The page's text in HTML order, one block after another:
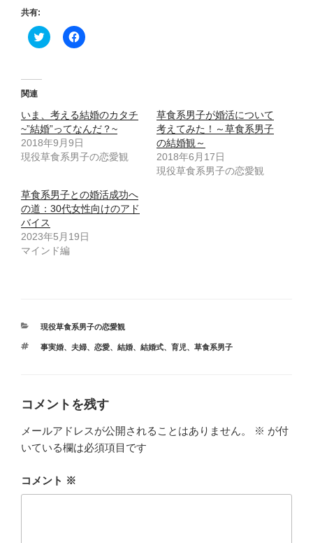
共有:
ク
リ
t
e
r
で
共
新
し
い
ウ
ィ
ン
ド
ウ
F
a
共
有
す
る
に
は
ッ
ク
し
て
だ
さ
ド
ウ
で
開
関連
いま、考える結婚のカタチ
~”結婚”ってなんだ？~
2018年9月9日
現役草食系男子の恋愛観
草食系男子が婚活について
考えてみた！～草食系男子
の結婚観～
2018年6月17日
現役草食系男子の恋愛観
草食系男子との婚活成功へ
の道：30代女性向けのアド
バイス
2023年5月19日
マインド編
カ
ゴ
現役草食系男子の恋愛観
タ
事実婚、 夫婦、 恋愛、 結婚、 結婚式、 育児、 草食系男子
コメントを残す
メールアドレスが公開されることはありません。 ※ が付
いている欄は必須項目です
コメント ※